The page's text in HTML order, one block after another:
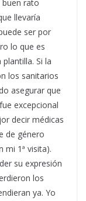
buen rato
llevaría
ser por
lo que es
Si la
los sanitarios
asegurar que
excepcional
decir médicas
de género
mi 1ª visita).
su expresión
los
ya. Yo